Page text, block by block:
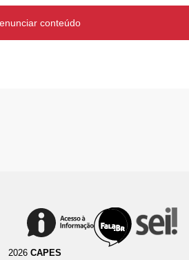
conteúdo
2026 CAPES